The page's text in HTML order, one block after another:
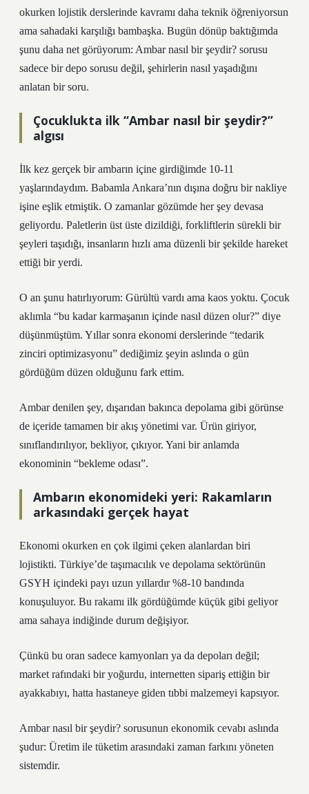
okurken lojistik derslerinde kavramı daha teknik öğreniyorsun
ama sahadaki karşılığı bambaşka. Bugün dönüp baktığımda
şunu daha net görüyorum: Ambar nasıl bir şeydir? sorusu
sadece bir depo sorusu değil, şehirlerin nasıl yaşadığını
anlatan bir soru.
Çocuklukta ilk “Ambar nasıl bir şeydir?”
algısı
İlk kez gerçek bir ambarın içine girdiğimde 10-11
yaşlarındaydım. Babamla Ankara’nın dışına doğru bir nakliye
işine eşlik etmiştik. O zamanlar gözümde her şey devasa
geliyordu. Paletlerin üst üste dizildiği, forkliftlerin sürekli bir
şeyleri taşıdığı, insanların hızlı ama düzenli bir şekilde hareket
ettiği bir yerdi.
O an şunu hatırlıyorum: Gürültü vardı ama kaos yoktu. Çocuk
aklımla “bu kadar karmaşanın içinde nasıl düzen olur?” diye
düşünmüştüm. Yıllar sonra ekonomi derslerinde “tedarik
zinciri optimizasyonu” dediğimiz şeyin aslında o gün
gördüğüm düzen olduğunu fark ettim.
Ambar denilen şey, dışarıdan bakınca depolama gibi görünse
de içeride tamamen bir akış yönetimi var. Ürün giriyor,
sınıflandırılıyor, bekliyor, çıkıyor. Yani bir anlamda
ekonominin “bekleme odası”.
Ambarın ekonomideki yeri: Rakamların
arkasındaki gerçek hayat
Ekonomi okurken en çok ilgimi çeken alanlardan biri
lojistikti. Türkiye’de taşımacılık ve depolama sektörünün
GSYH içindeki payı uzun yıllardır %8-10 bandında
konuşuluyor. Bu rakamı ilk gördüğümde küçük gibi geliyor
ama sahaya indiğinde durum değişiyor.
Çünkü bu oran sadece kamyonları ya da depoları değil;
market rafındaki bir yoğurdu, internetten sipariş ettiğin bir
ayakkabıyı, hatta hastaneye giden tıbbi malzemeyi kapsıyor.
Ambar nasıl bir şeydir? sorusunun ekonomik cevabı aslında
şudur: Üretim ile tüketim arasındaki zaman farkını yöneten
sistemdir.